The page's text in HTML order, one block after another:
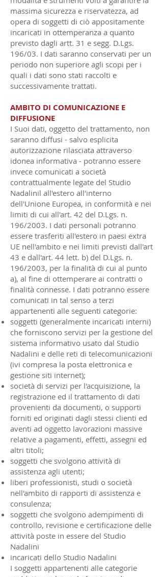
massima sicurezza e riservatezza, ad
opera di soggetti di ciò appositamente
incaricati in ottemperanza a quanto
previsto dagli artt. 31 e segg. D.Lgs.
196/03. I dati saranno conservati per un
periodo non superiore agli scopi per i
quali i dati sono stati raccolti e
successivamente trattati.
AMBITO DI COMUNICAZIONE E
DIFFUSIONE
I Suoi dati, oggetto del trattamento, non
saranno diffusi - salvo esplicita
autorizzazione rilasciata attraverso
idonea informativa - potranno essere
invece comunicati a società
contrattualmente legate del Studio
Nadalinil all'estero all'interno
dell'Unione Europea, in conformità e nei
limiti di cui all'art. 42 del D.Lgs. n.
196/2003. I dati personali potranno
essere trasferiti all'estero in paesi extra
UE nell'ambito e nei limiti previsti dall'art
43 e dall'art. 44 lett. b) del D.Lgs. n.
196/2003, per la finalità di cui al punto
a), al fine di ottemperare ai contratti o
finalità connesse. I dati potranno essere
comunicati in tal senso a terzi
appartenenti alle seguenti categorie:
soggetti (generalmente incaricati interni)
che forniscono servizi per la gestione del
sistema informativo usato dal Studio
Nadalini e delle reti di telecomunicazioni
(ivi compresa la posta elettronica e
gestione siti internet);
società di servizi per l'acquisizione, la
registrazione ed il trattamento di dati
provenienti da documenti, o supporti
forniti ed originati dagli stessi clienti ed
aventi ad oggetto lavorazioni massive
relative a pagamenti, effetti, assegni ed
altri titoli;
soggetti che svolgono attività di
assistenza agli utenti;
liberi professionisti, studi o società
nell'ambito di rapporti di assistenza e
consulenza;
soggetti che svolgono adempimenti di
controllo, revisione e certificazione delle
attività poste in essere del Studio
Nadalini
incaricati dello Studio Nadalini
I soggetti appartenenti alle categorie